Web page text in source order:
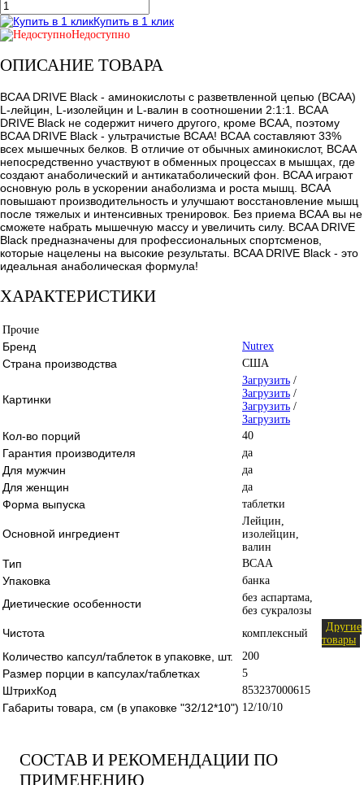
Купить в 1 клик
Недоступно
ОПИСАНИЕ ТОВАРА
BCAA DRIVE Black - аминокислоты с разветвленной цепью (BCAA)
L-лейцин, L-изолейцин и L-валин в соотношении 2:1:1. BCAA
DRIVE Black не содержит ничего другого, кроме ВСАА, поэтому
BCAA DRIVE Black - ультрачистые BCAA! ВСАА составляют 33%
всех мышечных белков. В отличие от обычных аминокислот, BCAA
непосредственно участвуют в обменных процессах в мышцах, где
создают анаболический и антикатаболический фон. BCAA играют
основную роль в ускорении анаболизма и роста мышц. ВСАА
повышают производительность и улучшают восстановление мышц
после тяжелых и интенсивных тренировок. Без приема ВСАА вы не
сможете набрать мышечную массу и увеличить силу. BCAA DRIVE
Black предназначены для профессиональных спортсменов,
которые нацелены на высокие результаты. BCAA DRIVE Black - это
идеальная анаболическая формула!
ХАРАКТЕРИСТИКИ
Прочие
Бренд Nutrex
Страна производства США
Картинки
Загрузить /
Загрузить /
Загрузить /
Загрузить
Кол-во порций 40
Гарантия производителя да
Для мужчин да
Для женщин да
Форма выпуска таблетки
Основной ингредиент
Лейцин,
изолейцин,
валин
Тип BCAA
Упаковка банка
Диетические особенности
без аспартама,
без сукралозы
Чистота комплексный
Другие
товары
Количество капсул/таблеток в упаковке, шт. 200
Размер порции в капсулах/таблетках 5
ШтрихКод 853237000615
Габариты товара, см (в упаковке "32/12*10") 12/10/10
СОСТАВ И РЕКОМЕНДАЦИИ ПО
ПРИМЕНЕНИЮ